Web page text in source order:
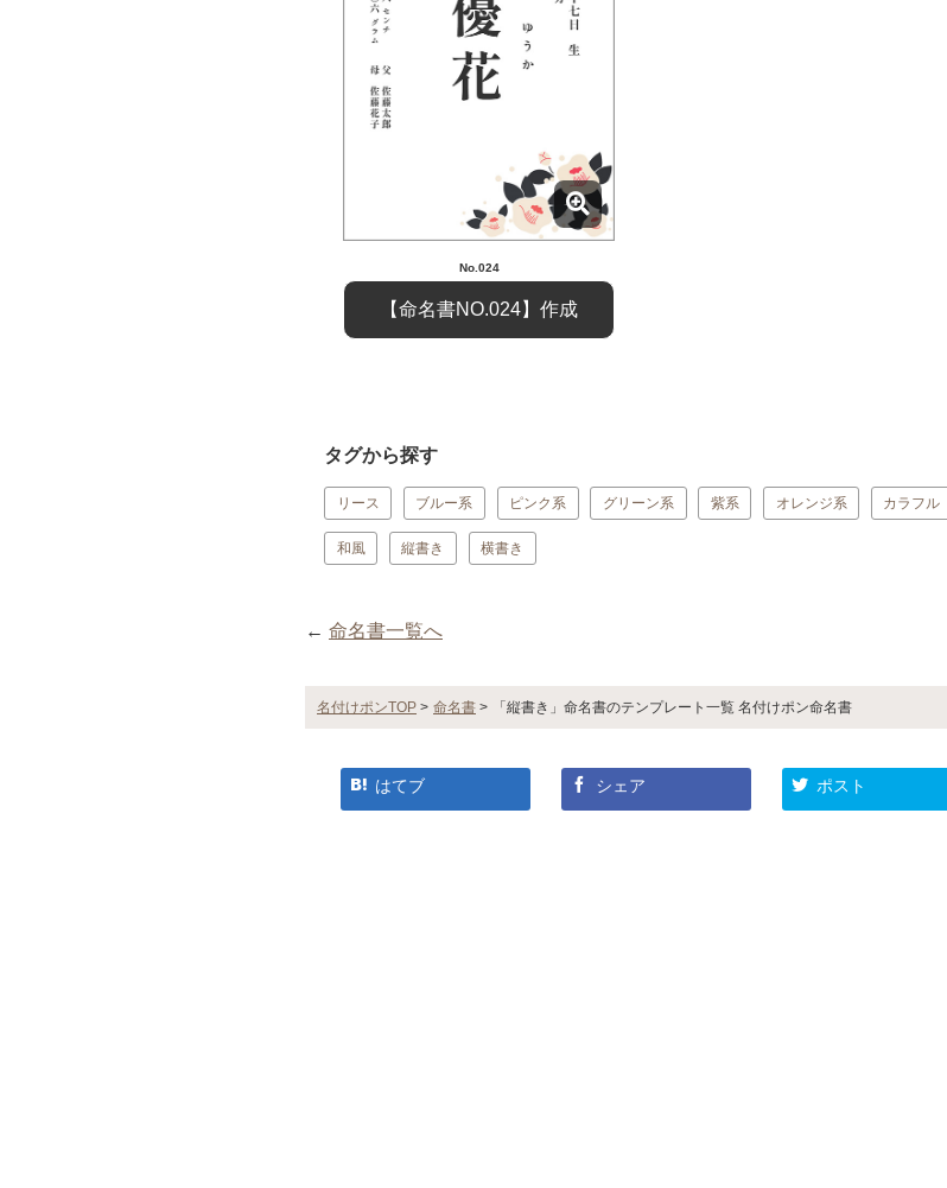
No.024
【命名書NO.024】作成
タグから探す
リース ブルー系 ピンク系 グリーン系 紫系 オレンジ系 カラフル
和風 縦書き 横書き
← 命名書一覧へ
名付けポンTOP > 命名書 > 「縦書き」命名書のテンプレート一覧 名付けポン命名書
はてブ シェア ポスト